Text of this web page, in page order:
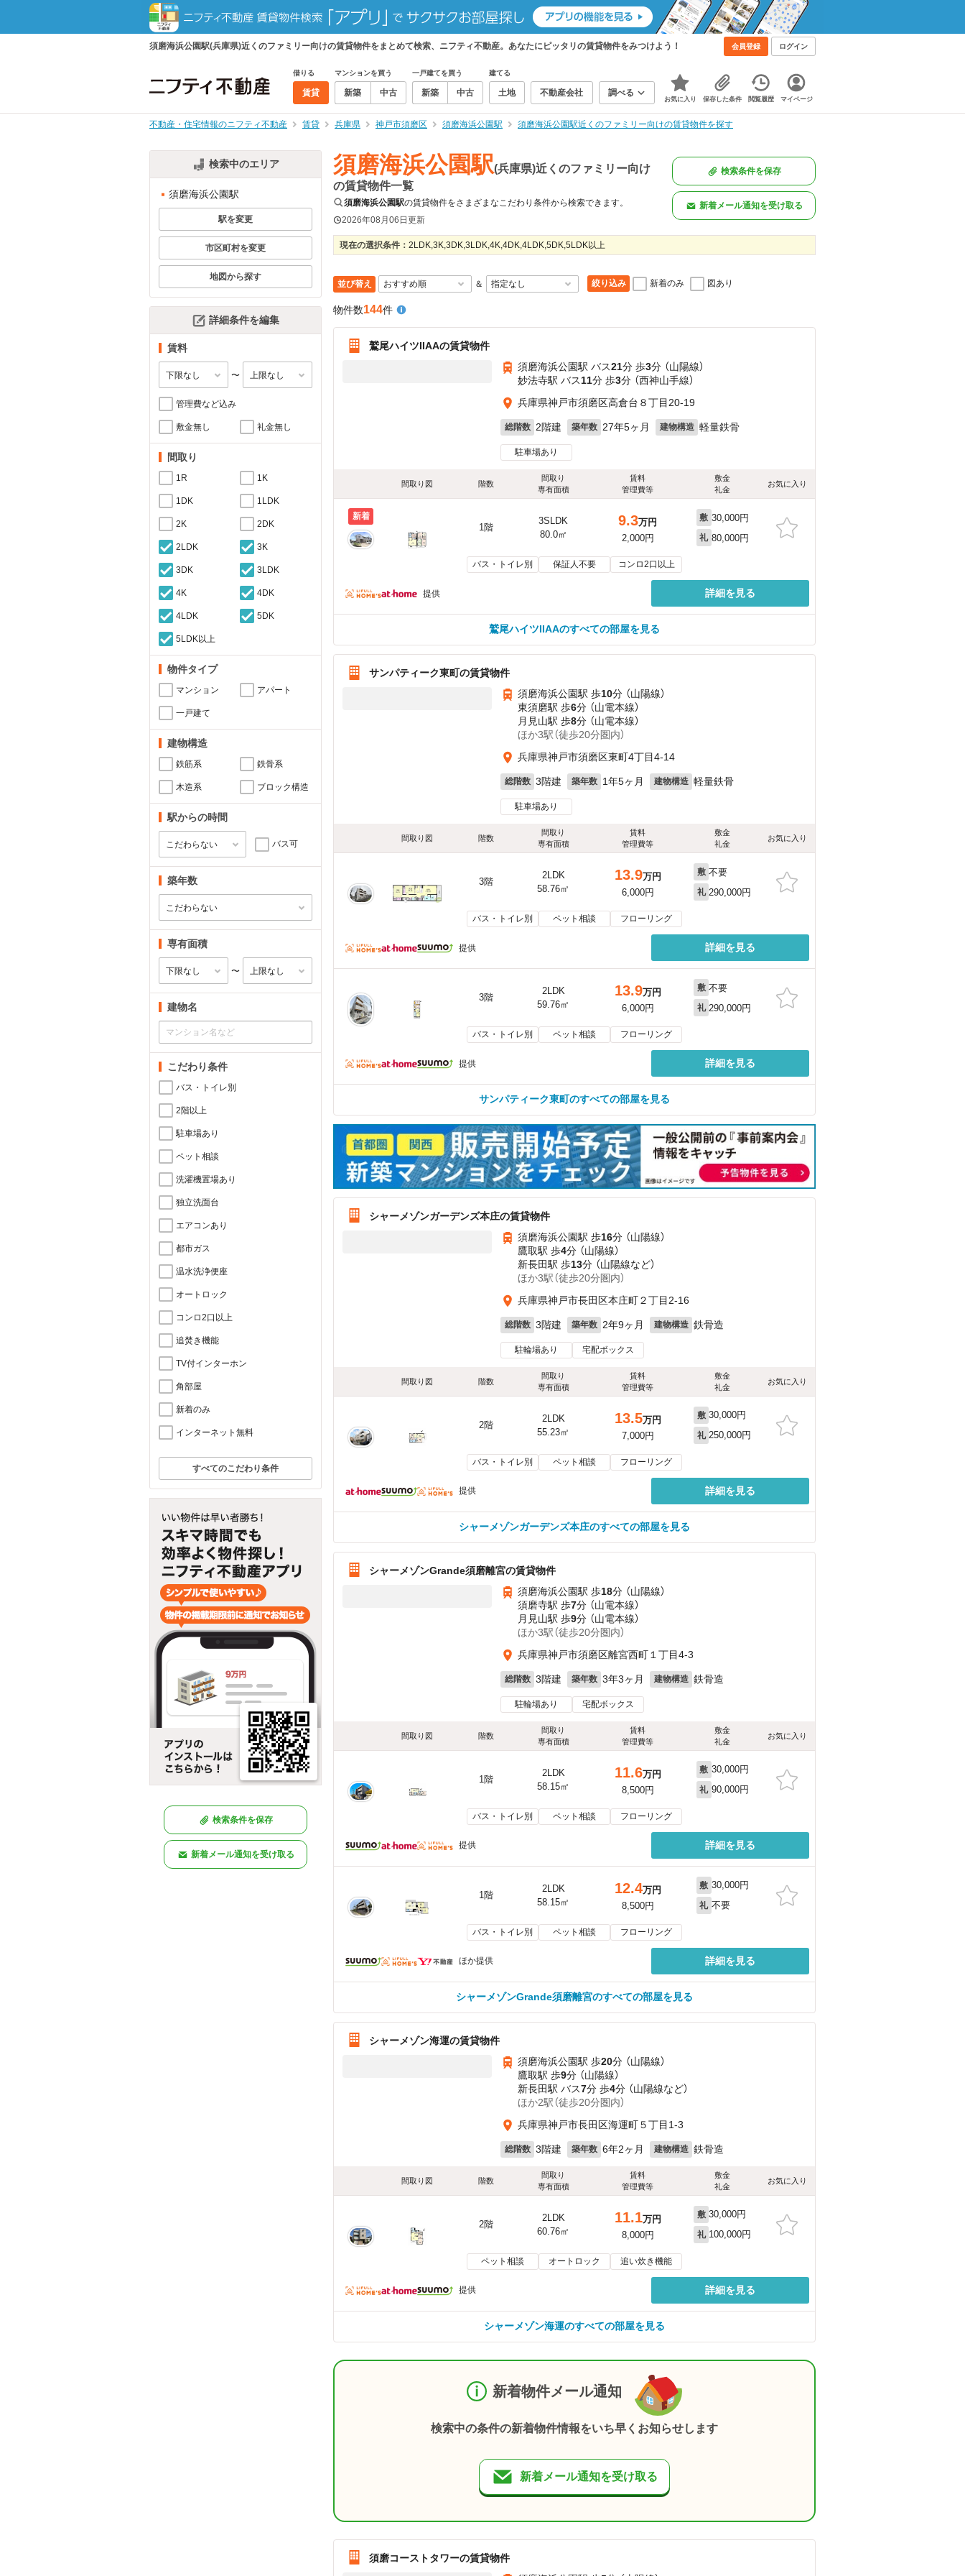
須磨海浜公園駅(兵庫県)近くのファミリー向けの賃貸物件をまとめて検索、ニフティ不動産。あなたにピッタリの賃貸物件をみつけよう！ 会員登録 ログイン
借りる
賃貸
マンションを買う
新築 中古
一戸建てを買う
新築 中古
建てる
土地 不動産会社 調べる
お気に入り 保存した条件 閲覧履歴 マイページ
不動産・住宅情報のニフティ不動産 賃貸 兵庫県 神戸市須磨区 須磨海浜公園駅 須磨海浜公園駅近くのファミリー向けの賃貸物件を探す
検索中のエリア
須磨海浜公園駅
駅を変更
市区町村を変更
地図から探す
詳細条件を編集
賃料
〜
管理費など込み
敷金無し 礼金無し
間取り
1R 1K
1DK 1LDK
2K 2DK
2LDK 3K
3DK 3LDK
4K 4DK
4LDK 5DK
5LDK以上
物件タイプ
マンション アパート
一戸建て
建物構造
鉄筋系 鉄骨系
木造系 ブロック構造
駅からの時間
バス可
築年数
専有面積
〜
建物名
こだわり条件
バス・トイレ別
2階以上
駐車場あり
ペット相談
洗濯機置場あり
独立洗面台
エアコンあり
都市ガス
温水洗浄便座
オートロック
コンロ2口以上
追焚き機能
TV付インターホン
角部屋
新着のみ
インターネット無料
すべてのこだわり条件
検索条件を保存
新着メール通知を受け取る
須磨海浜公園駅(兵庫県)近くのファミリー向け
の賃貸物件一覧
須磨海浜公園駅の賃貸物件をさまざまなこだわり条件から検索できます。
2026年08月06日更新
検索条件を保存
新着メール通知を受け取る
現在の選択条件： 2LDK,3K,3DK,3LDK,4K,4DK,4LDK,5DK,5LDK以上
並び替え ＆ 絞り込み 新着のみ 図あり
物件数144件
鷲尾ハイツIIAAの賃貸物件
須磨海浜公園駅 バス21分 歩3分 （山陽線）
妙法寺駅 バス11分 歩3分 （西神山手線）
兵庫県神戸市須磨区高倉台８丁目20-19
総階数 2階建 築年数 27年5ヶ月 建物構造 軽量鉄骨
駐車場あり
間取り図 階数
間取り
専有面積
賃料
管理費等
敷金
礼金
お気に入り
新着
1階
3SLDK
80.0㎡
9.3万円
2,000円
敷 30,000円
礼 80,000円
バス・トイレ別 保証人不要 コンロ2口以上
提供 詳細を見る
鷲尾ハイツIIAAのすべての部屋を見る
サンパティーク東町の賃貸物件
須磨海浜公園駅 歩10分 （山陽線）
東須磨駅 歩6分 （山電本線）
月見山駅 歩8分 （山電本線）
ほか3駅（徒歩20分圏内）
兵庫県神戸市須磨区東町4丁目4-14
総階数 3階建 築年数 1年5ヶ月 建物構造 軽量鉄骨
駐車場あり
間取り図 階数
間取り
専有面積
賃料
管理費等
敷金
礼金
お気に入り
3階
2LDK
58.76㎡
13.9万円
6,000円
敷 不要
礼 290,000円
バス・トイレ別 ペット相談 フローリング
提供 詳細を見る
3階
2LDK
59.76㎡
13.9万円
6,000円
敷 不要
礼 290,000円
バス・トイレ別 ペット相談 フローリング
提供 詳細を見る
サンパティーク東町のすべての部屋を見る
シャーメゾンガーデンズ本庄の賃貸物件
須磨海浜公園駅 歩16分 （山陽線）
鷹取駅 歩4分 （山陽線）
新長田駅 歩13分 （山陽線など）
ほか3駅（徒歩20分圏内）
兵庫県神戸市長田区本庄町２丁目2-16
総階数 3階建 築年数 2年9ヶ月 建物構造 鉄骨造
駐輪場あり 宅配ボックス
間取り図 階数
間取り
専有面積
賃料
管理費等
敷金
礼金
お気に入り
2階
2LDK
55.23㎡
13.5万円
7,000円
敷 30,000円
礼 250,000円
バス・トイレ別 ペット相談 フローリング
提供 詳細を見る
シャーメゾンガーデンズ本庄のすべての部屋を見る
シャーメゾンGrande須磨離宮の賃貸物件
須磨海浜公園駅 歩18分 （山陽線）
須磨寺駅 歩7分 （山電本線）
月見山駅 歩9分 （山電本線）
ほか3駅（徒歩20分圏内）
兵庫県神戸市須磨区離宮西町１丁目4-3
総階数 3階建 築年数 3年3ヶ月 建物構造 鉄骨造
駐輪場あり 宅配ボックス
間取り図 階数
間取り
専有面積
賃料
管理費等
敷金
礼金
お気に入り
1階
2LDK
58.15㎡
11.6万円
8,500円
敷 30,000円
礼 90,000円
バス・トイレ別 ペット相談 フローリング
提供 詳細を見る
1階
2LDK
58.15㎡
12.4万円
8,500円
敷 30,000円
礼 不要
バス・トイレ別 ペット相談 フローリング
ほか提供 詳細を見る
シャーメゾンGrande須磨離宮のすべての部屋を見る
シャーメゾン海運の賃貸物件
須磨海浜公園駅 歩20分 （山陽線）
鷹取駅 歩9分 （山陽線）
新長田駅 バス7分 歩4分 （山陽線など）
ほか2駅（徒歩20分圏内）
兵庫県神戸市長田区海運町５丁目1-3
総階数 3階建 築年数 6年2ヶ月 建物構造 鉄骨造
間取り図 階数
間取り
専有面積
賃料
管理費等
敷金
礼金
お気に入り
2階
2LDK
60.76㎡
11.1万円
8,000円
敷 30,000円
礼 100,000円
ペット相談 オートロック 追い炊き機能
提供 詳細を見る
シャーメゾン海運のすべての部屋を見る
新着物件メール通知
検索中の条件の新着物件情報をいち早くお知らせします
新着メール通知を受け取る
須磨コーストタワーの賃貸物件